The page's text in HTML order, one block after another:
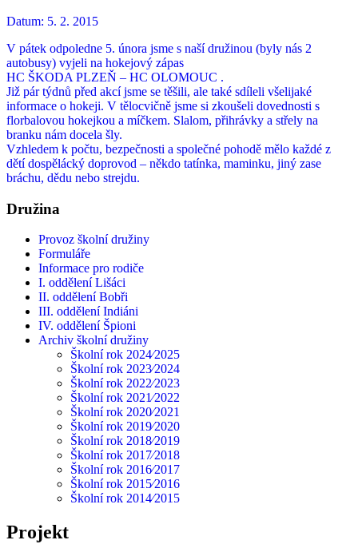
Datum: 5. 2. 2015
V pátek odpoledne 5. února jsme s naší družinou (byly nás 2
autobusy) vyjeli na hokejový zápas
HC ŠKODA PLZEŇ – HC OLOMOUC .
Již pár týdnů před akcí jsme se těšili, ale také sdíleli všelijaké
informace o hokeji. V tělocvičně jsme si zkoušeli dovednosti s
florbalovou hokejkou a míčkem. Slalom, přihrávky a střely na
branku nám docela šly.
Vzhledem k počtu, bezpečnosti a společné pohodě mělo každé z
dětí dospělácký doprovod – někdo tatínka, maminku, jiný zase
bráchu, dědu nebo strejdu.
Družina
Provoz školní družiny
Formuláře
Informace pro rodiče
I. oddělení Lišáci
II. oddělení Bobři
III. oddělení Indiáni
IV. oddělení Špioni
Archiv školní družiny
Školní rok 2024⁄2025
Školní rok 2023⁄2024
Školní rok 2022⁄2023
Školní rok 2021⁄2022
Školní rok 2020⁄2021
Školní rok 2019⁄2020
Školní rok 2018⁄2019
Školní rok 2017⁄2018
Školní rok 2016⁄2017
Školní rok 2015⁄2016
Školní rok 2014⁄2015
Projekt